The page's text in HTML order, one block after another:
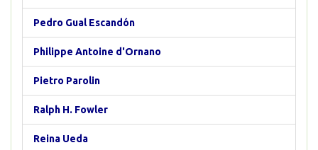
Pedro Gual Escandón
Philippe Antoine d'Ornano
Pietro Parolin
Ralph H. Fowler
Reina Ueda